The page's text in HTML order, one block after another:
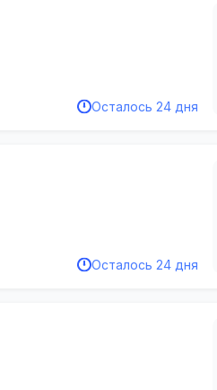
Осталось 24 дня
Осталось 24 дня